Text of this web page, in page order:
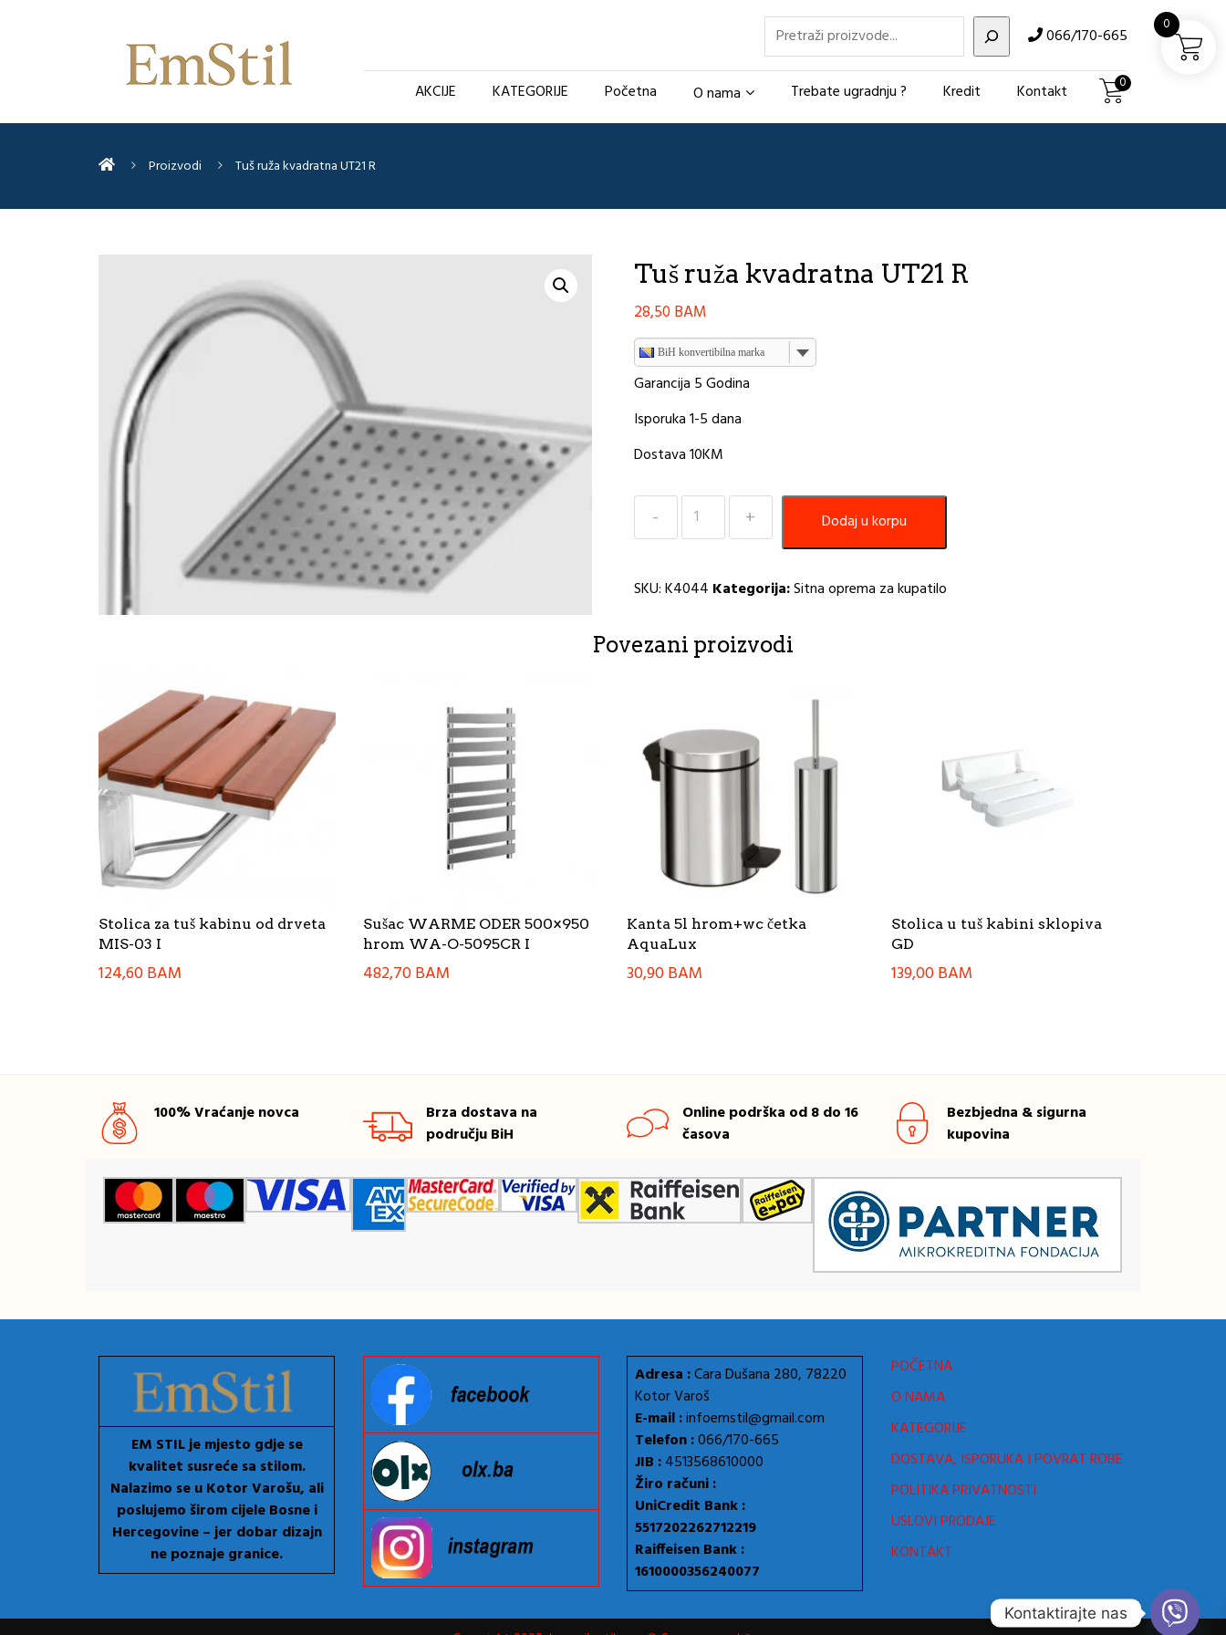
Pretraži 066/170-665
AKCIJE KATEGORIJE Početna O nama Trebate ugradnju ? Kredit Kontakt 0
Proizvodi Tuš ruža kvadratna UT21 R
Tuš ruža kvadratna UT21 R
28,50 BAM
BiH konvertibilna marka
Garancija 5 Godina
Isporuka 1-5 dana
Dostava 10KM
Tuš
ruža
R
Dodaj u korpu
SKU:K4044 Kategorija:Sitna oprema za kupatilo
Povezani proizvodi
Stolica za tuš kabinu od drveta
MIS-03 I
124,60BAM
Sušac WARME ODER 500×950
hrom WA-O-5095CR I
482,70BAM
Kanta 5l hrom+wc četka
AquaLux
30,90BAM
Stolica u tuš kabini sklopiva
GD
139,00BAM
100% Vraćanje novca
Brza dostava na
području BiH
Online podrška od 8 do 16
časova
Bezbjedna & sigurna
kupovina
EM STIL je mjesto gdje se
kvalitet susreće sa stilom.
Nalazimo se u Kotor Varošu, ali
poslujemo širom cijele Bosne i
Hercegovine – jer dobar dizajn
ne poznaje granice.
Adresa :Cara Dušana 280, 78220
Kotor Varoš
E-mail :infoemstil@gmail.com
Telefon :066/170-665
JIB :4513568610000
Žiro računi :
UniCredit Bank :
5517202262712219
Raiffeisen Bank :
1610000356240077
POČETNA
O NAMA
KATEGORIJE
DOSTAVA, ISPORUKA I POVRAT ROBE
POLITIKA PRIVATNOSTI
USLOVI PRODAJE
KONTAKT
0
Kontaktirajte nas